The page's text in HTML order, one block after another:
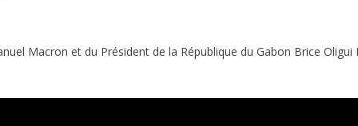
Macron et du Président de la République du Gabon Brice Oligui